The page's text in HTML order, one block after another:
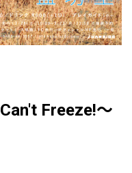
Freeze!〜